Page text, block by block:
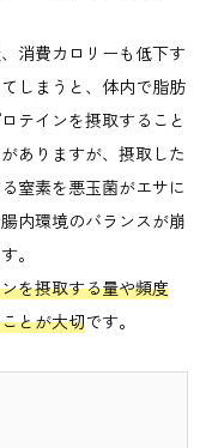
消費カロリーも低下す
しまうと、体内で脂肪
テインを摂取すること
ありますが、摂取した
窒素を悪玉菌がエサに
内環境のバランスが崩
。
を摂取する量や頻度
とが大切です。